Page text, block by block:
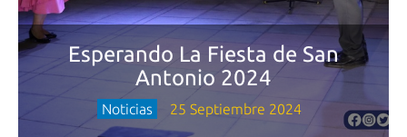
Esperando La Fiesta de San
Antonio 2024
Noticias 25 Septiembre 2024